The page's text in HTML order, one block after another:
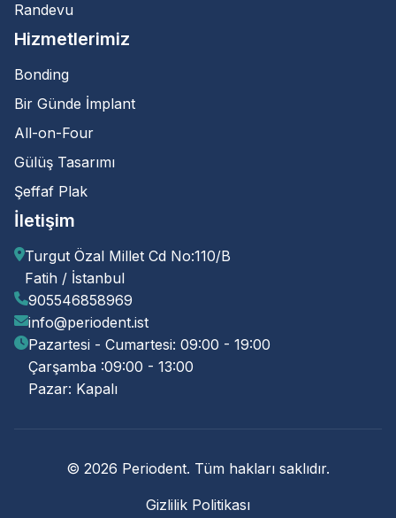
Randevu
Hizmetlerimiz
Bonding
Bir Günde İmplant
All-on-Four
Gülüş Tasarımı
Şeffaf Plak
İletişim
Turgut Özal Millet Cd No:110/B
Fatih / İstanbul
905546858969
info@periodent.ist
Pazartesi - Cumartesi: 09:00 - 19:00
Çarşamba :09:00 - 13:00
Pazar: Kapalı
© 2026 Periodent. Tüm hakları saklıdır.
Gizlilik Politikası